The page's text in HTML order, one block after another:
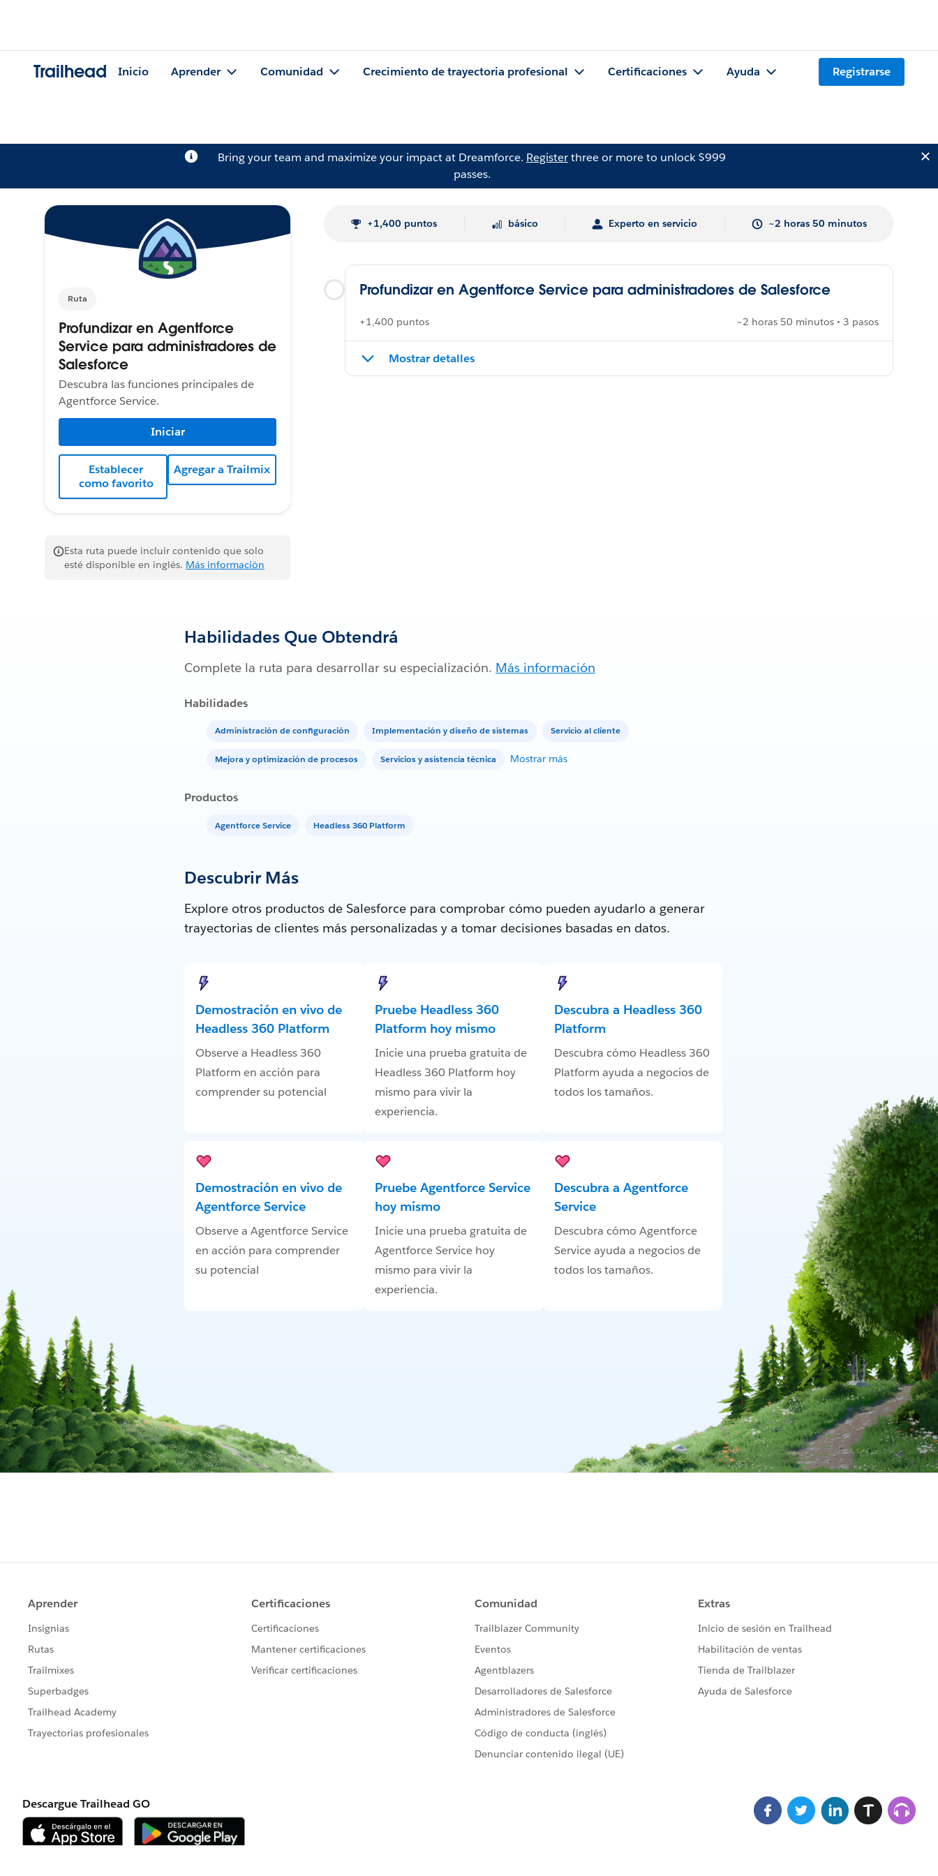
Trailhead Inicio Aprender Comunidad Crecimiento de trayectoria profesional Certificaciones Ayuda Registrarse
Bring your team and maximize your impact at Dreamforce. Registerthree or more to unlock $999
passes.
Ruta
Profundizar en Agentforce
Service para administradores de
Salesforce
Descubra las funciones principales de
Agentforce Service.
Iniciar
Establecer
como favorito
Agregar a Trailmix
Esta ruta puede incluir contenido que solo
esté disponible en inglés. Más información
+1,400 puntos básico Experto en servicio ~2 horas 50 minutos
Profundizar en Agentforce Service para administradores de Salesforce
+1,400 puntos ~2 horas 50 minutos • 3 pasos
Mostrar detalles
Habilidades Que Obtendrá
Complete la ruta para desarrollar su especialización. Más información
Habilidades
Administración de configuración Implementación y diseño de sistemas Servicio al cliente
Mejora y optimización de procesos Servicios y asistencia técnica Mostrar más
Productos
Agentforce Service Headless 360 Platform
Descubrir Más
Explore otros productos de Salesforce para comprobar cómo pueden ayudarlo a generar
trayectorias de clientes más personalizadas y a tomar decisiones basadas en datos.
Demostración en vivo de
Headless 360 Platform
Observe a Headless 360
Platform en acción para
comprender su potencial
Pruebe Headless 360
Platform hoy mismo
Inicie una prueba gratuita de
Headless 360 Platform hoy
mismo para vivir la
experiencia.
Descubra a Headless 360
Platform
Descubra cómo Headless 360
Platform ayuda a negocios de
todos los tamaños.
Demostración en vivo de
Agentforce Service
Observe a Agentforce Service
en acción para comprender
su potencial
Pruebe Agentforce Service
hoy mismo
Inicie una prueba gratuita de
Agentforce Service hoy
mismo para vivir la
experiencia.
Descubra a Agentforce
Service
Descubra cómo Agentforce
Service ayuda a negocios de
todos los tamaños.